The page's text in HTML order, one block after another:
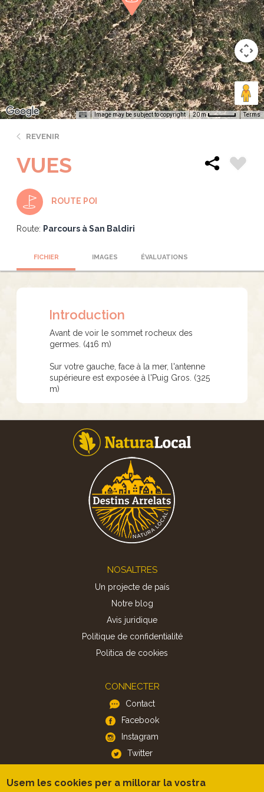
Image may be subject to copyright 20 m Terms
REVENIR
VUES
ROUTE POI
Route: Parcours à San Baldiri
FICHIER IMAGES ÉVALUATIONS
Introduction
Avant de voir le sommet rocheux des
germes. (416 m)
Sur votre gauche face à la mer,
l'antenne
supérieure est exposée à l'Puig Gros (325
m)
NOSALTRES
Un projecte de país
Notre blog
Avis juridique
Politique de confidentialité
Politica de cookies
CONNECTER
Contact
Facebook
Instagram
Twitter
APP
Usem les cookies per a millorar la vostra